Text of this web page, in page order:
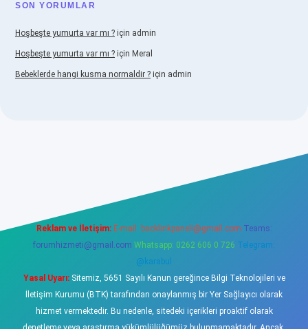
SON YORUMLAR
Hoşbeşte yumurta var mı ? için admin
Hoşbeşte yumurta var mı ? için Meral
Bebeklerde hangi kusma normaldir ? için admin
Reklam ve İletişim: E-mail: backlinkpaneli@gmail.com Teams:
forumhizmeti@gmail.com Whatsapp: 0262 606 0 726 Telegram:
@karabul
Yasal Uyarı:Sitemiz, 5651 Sayılı Kanun gereğince Bilgi Teknolojileri ve
İletişim Kurumu (BTK) tarafından onaylanmış bir Yer Sağlayıcı olarak
hizmet vermektedir. Bu nedenle, sitedeki içerikleri proaktif olarak